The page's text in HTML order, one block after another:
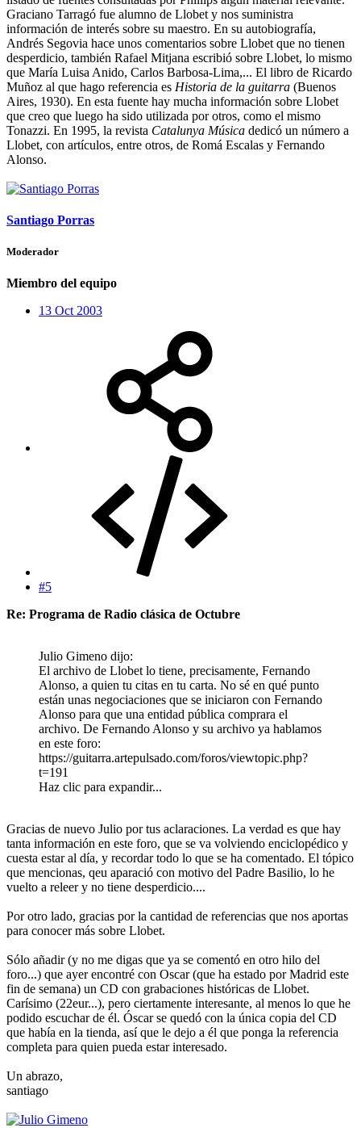
Graciano Tarragó fue alumno de Llobet y nos suministra
información de interés sobre su maestro. En su autobiografía,
Andrés Segovia hace unos comentarios sobre Llobet que no tienen
desperdicio, también Rafael Mitjana escribió sobre Llobet, lo mismo
que María Luisa Anido, Carlos Barbosa-Lima,... El libro de Ricardo
Muñoz al que hago referencia es Historia de la guitarra (Buenos
Aires, 1930). En esta fuente hay mucha información sobre Llobet
que creo que luego ha sido utilizada por otros, como el mismo
Tonazzi. En 1995, la revista Catalunya Música dedicó un número a
Llobet, con artículos, entre otros, de Romá Escalas y Fernando
Alonso.
Santiago Porras
Moderador
Miembro del equipo
13 Oct 2003
#5
Re: Programa de Radio clásica de Octubre
Julio Gimeno dijo:
El archivo de Llobet lo tiene, precisamente, Fernando
Alonso, a quien tu citas en tu carta. No sé en qué punto
están unas negociaciones que se iniciaron con Fernando
Alonso para que una entidad pública comprara el
archivo. De Fernando Alonso y su archivo ya hablamos
en este foro:
https://guitarra.artepulsado.com/foros/viewtopic.php?
t=191
Haz clic para expandir...
Gracias de nuevo Julio por tus aclaraciones. La verdad es que hay
tanta información en este foro, que se va volviendo enciclopédico y
cuesta estar al día, y recordar todo lo que se ha comentado. El tópico
que mencionas, qeu aparació con motivo del Padre Basilio, lo he
vuelto a releer y no tiene desperdicio....
Por otro lado, gracias por la cantidad de referencias que nos aportas
para conocer más sobre Llobet.
Sólo añadir (y no me digas que ya se comentó en otro hilo del
foro...) que ayer encontré con Oscar (que ha estado por Madrid este
fin de semana) un CD con grabaciones históricas de Llobet.
Carísimo (22eur...), pero ciertamente interesante, al menos lo que he
podido escuchar de él. Óscar se quedó con la única copia del CD
que había en la tienda, así que le dejo a él que ponga la referencia
completa para quien pueda estar interesado.
Un abrazo,
santiago